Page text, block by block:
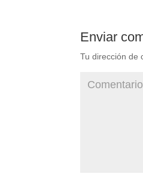
Enviar
Tu dirección de